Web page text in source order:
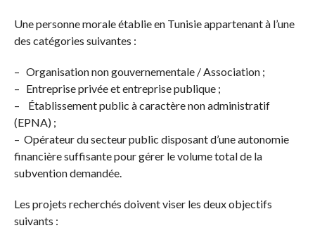
Une personne morale établie en Tunisie appartenant à l’une
des catégories suivantes :
– Organisation non gouvernementale / Association ;
– Entreprise privée et entreprise publique ;
– Établissement public à caractère non administratif
(EPNA) ;
– Opérateur du secteur public disposant d’une autonomie
financière suffisante pour gérer le volume total de la
subvention demandée.
Les projets recherchés doivent viser les deux objectifs
suivants :